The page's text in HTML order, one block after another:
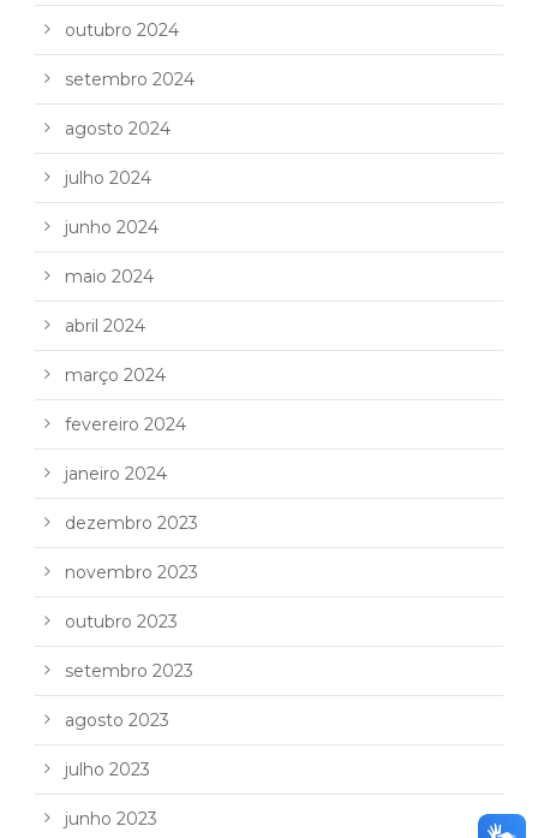
outubro 2024
setembro 2024
agosto 2024
julho 2024
junho 2024
maio 2024
abril 2024
março 2024
fevereiro 2024
janeiro 2024
dezembro 2023
novembro 2023
outubro 2023
setembro 2023
agosto 2023
julho 2023
junho 2023